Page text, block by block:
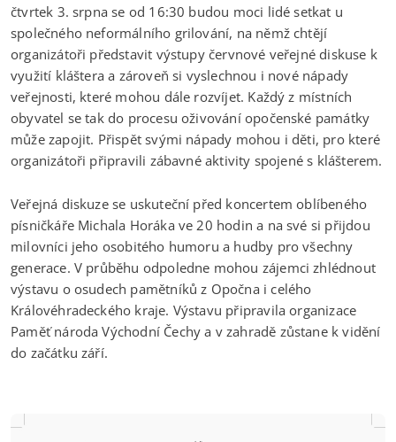
čtvrtek 3. srpna se od 16:30 budou moci lidé setkat u
společného neformálního grilování, na němž chtějí
organizátoři představit výstupy červnové veřejné diskuse k
využití kláštera a zároveň si vyslechnou i nové nápady
veřejnosti, které mohou dále rozvíjet. Každý z místních
obyvatel se tak do procesu oživování opočenské památky
může zapojit. Přispět svými nápady mohou i děti, pro které
organizátoři připravili zábavné aktivity spojené s klášterem.
Veřejná diskuze se uskuteční před koncertem oblíbeného
písničkáře Michala Horáka ve 20 hodin a na své si přijdou
milovníci jeho osobitého humoru a hudby pro všechny
generace. V průběhu odpoledne mohou zájemci zhlédnout
výstavu o osudech pamětníků z Opočna i celého
Královéhradeckého kraje. Výstavu připravila organizace
Paměť národa Východní Čechy a v zahradě zůstane k vidění
do začátku září.